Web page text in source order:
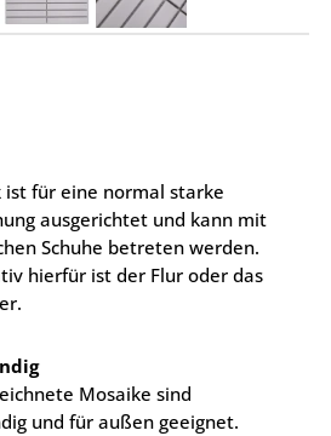
ist für eine normal starke
ausgerichtet und kann mit
Schuhe betreten werden.
hierfür ist der Flur oder das
Mosaike sind
und für außen geeignet.